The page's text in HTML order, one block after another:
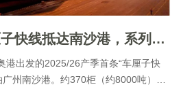
25/26产季首条车厘子快线抵达南沙港，系列视频详解车厘子保鲜要领
港出发的2025/26产季首条“车厘子快
州南沙港。约370柜（约8000吨）新